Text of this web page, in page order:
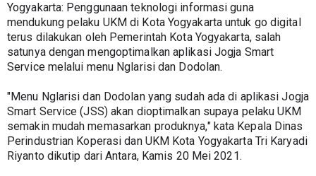
Yogyakarta: Penggunaan teknologi informasi guna
mendukung pelaku UKM di Kota Yogyakarta untuk go digital
terus dilakukan oleh Pemerintah Kota Yogyakarta, salah
satunya dengan mengoptimalkan aplikasi Jogja Smart
Service melalui menu Nglarisi dan Dodolan.
"Menu Nglarisi dan Dodolan yang sudah ada di aplikasi Jogja
Smart Service (JSS) akan dioptimalkan supaya pelaku UKM
semakin mudah memasarkan produknya," kata Kepala Dinas
Perindustrian Koperasi dan UKM Kota Yogyakarta Tri Karyadi
Riyanto dikutip dari Antara, Kamis 20 Mei 2021.